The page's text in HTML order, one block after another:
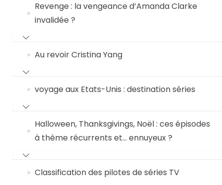
Revenge : la vengeance d’Amanda Clarke
invalidée ?
Au revoir Cristina Yang
voyage aux Etats-Unis : destination séries
Halloween, Thanksgivings, Noël : ces épisodes
à thème récurrents et… ennuyeux ?
Classification des pilotes de séries TV